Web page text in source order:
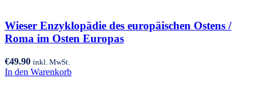
Wieser Enzyklopädie des europäischen Ostens /
Roma im Osten Europas
€49.90 inkl. MwSt.
In den Warenkorb